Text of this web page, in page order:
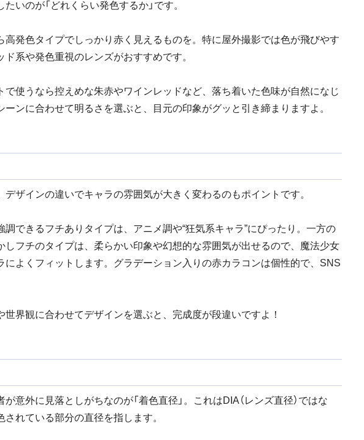
たいのが「どれくらい発色するか」です。
高発色タイプでしっかり赤く見えるものを。特に屋外撮影では色が飛びやす
ド系や発色重視のレンズがおすすめです。
で使うなら控えめな朱赤やワインレッドなど、落ち着いた色味が自然になじ
ーンに合わせて明るさを選ぶと、目元の印象がグッと引き締まりますよ。
デザインの違いでキャラの雰囲気が大きく変わるのもポイントです。
調できるフチありタイプは、アニメ調や“狂気系キャラ”にぴったり。一方の
しフチのタイプは、柔らかい印象や幻想的な雰囲気が出せるので、魔法少女
によくフィットします。グラデーション入りの赤カラコンは個性的で、SNS
世界観に合わせてデザインを選ぶと、完成度が段違いですよ！
が意外に見落としがちなのが「着色直径」。これはDIA（レンズ直径）ではな
されている部分の直径を指します。